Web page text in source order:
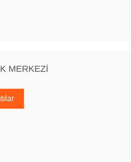
MERKEZİ